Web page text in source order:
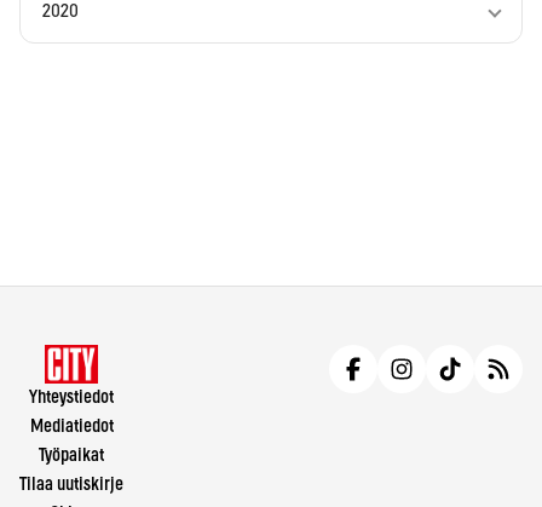
2020
Yhteystiedot
Mediatiedot
Työpaikat
Tilaa uutiskirje